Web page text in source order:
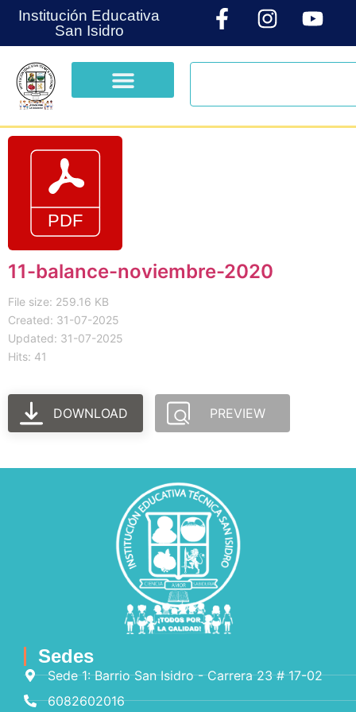
Institución Educativa
San Isidro
11-balance-noviembre-2020
File size: 259.16 KB
Created: 31-07-2025
Updated: 31-07-2025
Hits: 41
DOWNLOAD PREVIEW
Sedes
Sede 1: Barrio San Isidro - Carrera 23 # 17-02
6082602016